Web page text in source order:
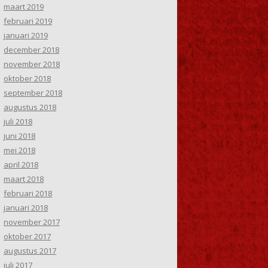
maart 2019
februari 2019
januari 2019
december 2018
november 2018
oktober 2018
september 2018
augustus 2018
juli 2018
juni 2018
mei 2018
april 2018
maart 2018
februari 2018
januari 2018
november 2017
oktober 2017
augustus 2017
juli 2017